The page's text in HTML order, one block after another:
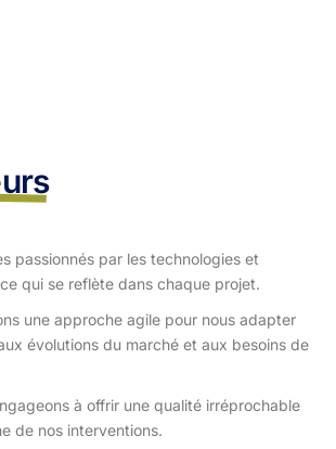
passionnés par les technologies et
ce qui se reflète dans chaque projet.
une approche agile pour nous adapter
évolutions du marché et aux besoins de
à offrir une qualité irréprochable
de nos interventions.